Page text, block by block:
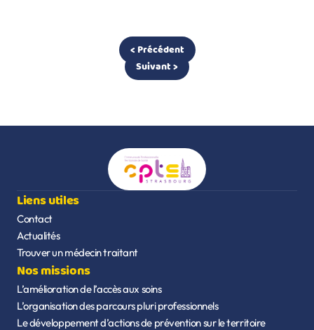
< Précédent
Suivant >
Nos missions
L’amélioration de l’accès aux soins
L’organisation des parcours pluri professionnels
Le développement d’actions de prévention sur le territoire
Liens utiles
Contact
Actualités
Trouver un médecin traitant